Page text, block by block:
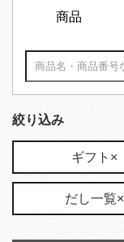
商品
絞り込み
ギフト×
だし一覧×